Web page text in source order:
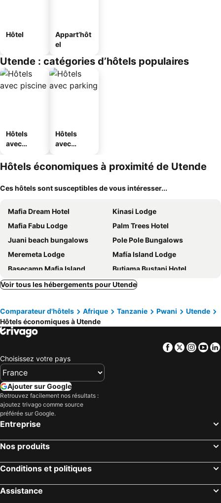
Hôtel
Appart’hôt
el
Utende : catégories d’hôtels populaires
Hôtels
avec
Hôtels
avec
Hôtels économiques à proximité de Utende
Ces hôtels sont susceptibles de vous intéresser...
Mafia Dream Hotel
Kinasi Lodge
Mafia Fabu Lodge
Palm Trees Hotel
Juani beach bungalows
Pole Pole Bungalows
Meremeta Lodge
Mafía Island Lodge
Basecamp Mafia Island
Butiama Bustani Hotel
Nyumbani. Rest House
Voir tous les hébergements pour Utende
Comparateur d'hôtels Afrique Tanzanie Pwani
Utende
Hôtels économiques à Utende
Facebook
Twitter
Choisissez votre pays
Ajouter sur Google
Retrouvez facilement nos résultats :
ajoutez trivago comme source
préférée sur Google.
Entreprise
Nos produits
Conditions et politiques
Assistance